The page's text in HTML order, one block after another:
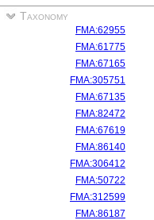
Taxonomy
FMA:62955
FMA:61775
FMA:67165
FMA:305751
FMA:67135
FMA:82472
FMA:67619
FMA:86140
FMA:306412
FMA:50722
FMA:312599
FMA:86187